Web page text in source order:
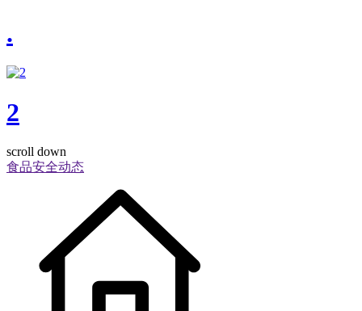
.
2
scroll down
食品安全动态